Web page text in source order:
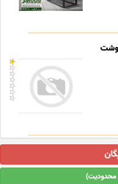
محدودیت)